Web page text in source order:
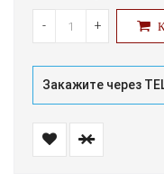
- +
Закажите через